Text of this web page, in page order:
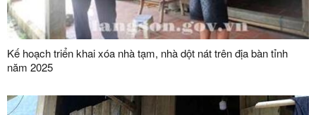
Kế hoạch triển khai xóa nhà tạm, nhà dột nát trên địa bàn tỉnh
năm 2025